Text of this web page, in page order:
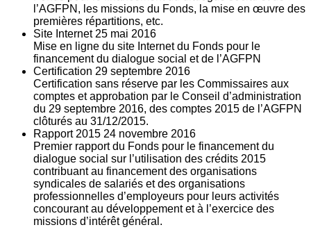
l’AGFPN, les missions du Fonds, la mise en œuvre des
premières répartitions, etc.
Site Internet 25 mai 2016
Mise en ligne du site Internet du Fonds pour le
financement du dialogue social et de l’AGFPN
Certification 29 septembre 2016
Certification sans réserve par les Commissaires aux
comptes et approbation par le Conseil d’administration
du 29 septembre 2016, des comptes 2015 de l’AGFPN
clôturés au 31/12/2015.
Rapport 2015 24 novembre 2016
Premier rapport du Fonds pour le financement du
dialogue social sur l’utilisation des crédits 2015
contribuant au financement des organisations
syndicales de salariés et des organisations
professionnelles d’employeurs pour leurs activités
concourant au développement et à l’exercice des
missions d’intérêt général.